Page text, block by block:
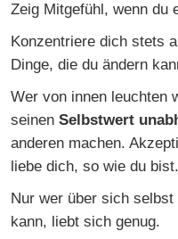
Zeig Mitgefühl, wenn du
Konzentriere dich stets
Dinge, die du ändern
Wer von innen leuchten
seinen Selbstwert
anderen machen.
liebe dich, so wie du bist.
Nur wer über sich selbst
kann, liebt sich genug.